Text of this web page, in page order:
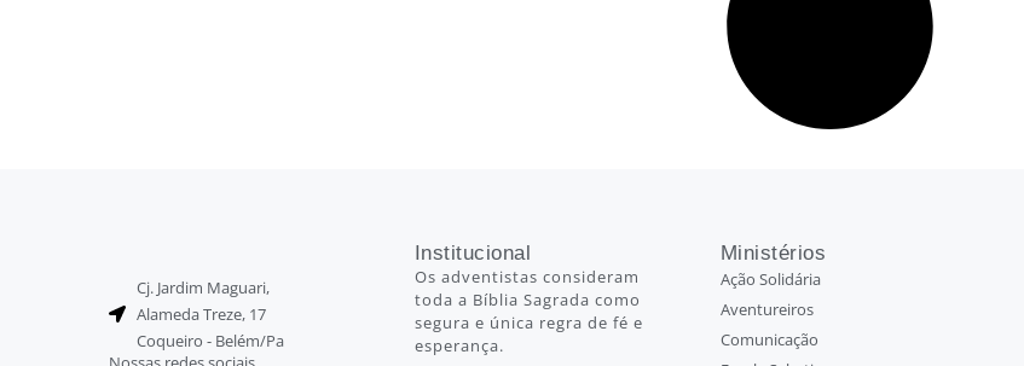
Cj. Jardim Maguari,
Alameda Treze, 17
Coqueiro - Belém/Pa
Institucional
Os adventistas consideram
toda a Bíblia Sagrada como
segura e única regra de fé e
esperança.
Ministérios
Ação Solidária
Aventureiros
Comunicação